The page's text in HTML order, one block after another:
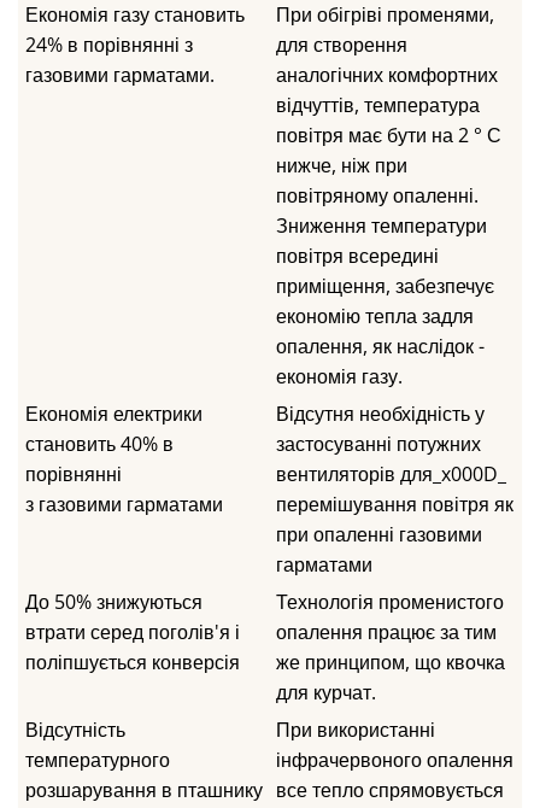
Економія газу становить
24% в порівнянні з
газовими гарматами.
При обігріві променями,
для створення
аналогічних комфортних
відчуттів, температура
повітря має бути на 2 ° С
нижче, ніж при
повітряному опаленні.
Зниження температури
повітря всередині
приміщення, забезпечує
економію тепла задля
опалення, як наслідок -
економія газу.
Економія електрики
становить 40% в
порівнянні
з газовими гарматами
Відсутня необхідність у
застосуванні потужних
вентиляторів для_x000D_
перемішування повітря як
при опаленні газовими
гарматами
До 50% знижуються
втрати серед поголів'я і
поліпшується конверсія
Технологія променистого
опалення працює за тим
же принципом, що квочка
для курчат.
Відсутність
температурного
розшарування в пташнику
При використанні
інфрачервоного опалення
все тепло спрямовується